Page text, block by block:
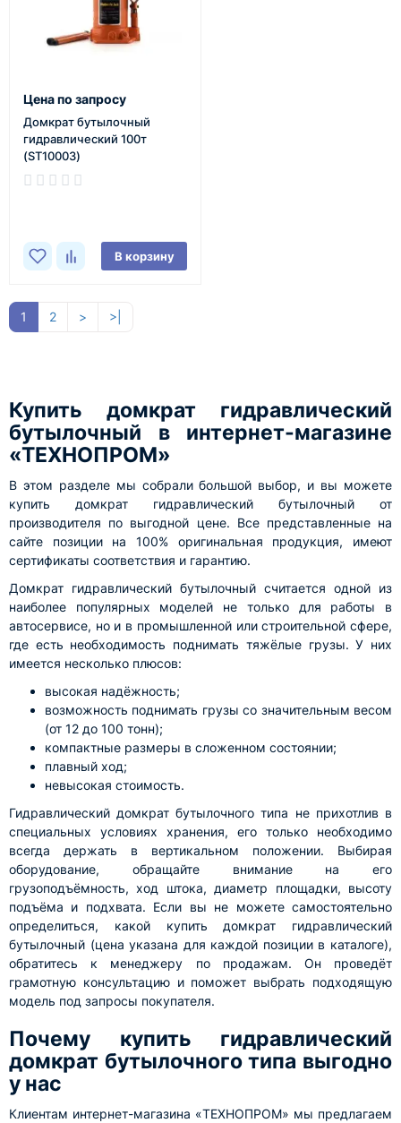
Цена по запросу
Домкрат бутылочный
гидравлический 100т
(ST10003)
В корзину
1 2 > >|
Купить домкрат гидравлический
бутылочный в интернет-магазине
«ТЕХНОПРОМ»
В этом разделе мы собрали большой выбор, и вы можете
купить домкрат гидравлический бутылочный от
производителя по выгодной цене. Все представленные на
сайте позиции на 100% оригинальная продукция, имеют
сертификаты соответствия и гарантию.
Домкрат гидравлический бутылочный считается одной из
наиболее популярных моделей не только для работы в
автосервисе, но и в промышленной или строительной сфере,
где есть необходимость поднимать тяжёлые грузы. У них
имеется несколько плюсов:
высокая надёжность;
возможность поднимать грузы со значительным весом
(от 12 до 100 тонн);
компактные размеры в сложенном состоянии;
плавный ход;
невысокая стоимость.
Гидравлический домкрат бутылочного типа не прихотлив в
специальных условиях хранения, его только необходимо
всегда держать в вертикальном положении. Выбирая
оборудование, обращайте внимание на его
грузоподъёмность, ход штока, диаметр площадки, высоту
подъёма и подхвата. Если вы не можете самостоятельно
определиться, какой купить домкрат гидравлический
бутылочный (цена указана для каждой позиции в каталоге),
обратитесь к менеджеру по продажам. Он проведёт
грамотную консультацию и поможет выбрать подходящую
модель под запросы покупателя.
Почему купить гидравлический
домкрат бутылочного типа выгодно
у нас
Клиентам интернет-магазина «ТЕХНОПРОМ» мы предлагаем